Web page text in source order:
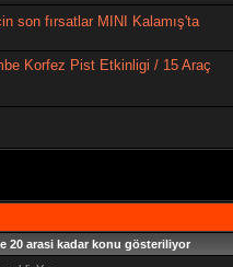
son fırsatlar MINI Kalamış'ta
Korfez Pist Etkinligi / 15 Araç
20 arasi kadar konu gösteriliyor